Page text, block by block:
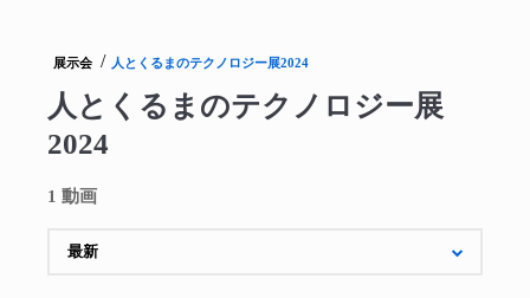
セミコンダクター
ストレージ
企業情報
展示会 / 人とくるまのテクノロジー展2024
人とくるまのテクノロジー展
2024
1 動画